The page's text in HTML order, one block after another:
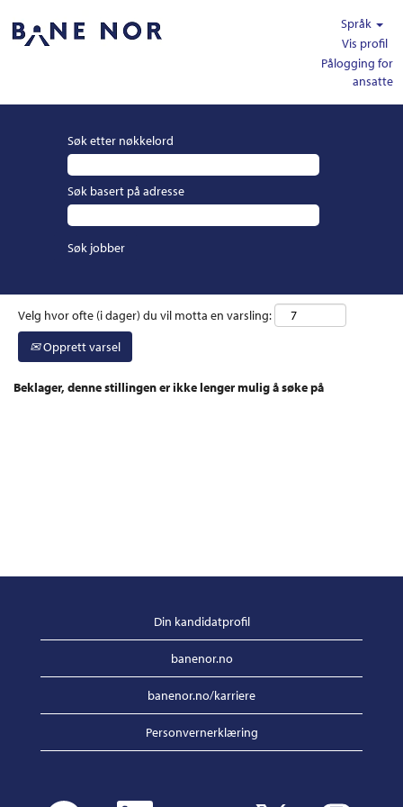
Språk
Vis profil
Pålogging for
ansatte
Søk etter nøkkelord
Søk basert på adresse
Velg hvor ofte (i dager) du vil motta en varsling:
Opprett varsel
Beklager, denne stillingen er ikke lenger mulig å søke på
Din kandidatprofil
banenor.no
banenor.no/karriere
Personvernerklæring
Å